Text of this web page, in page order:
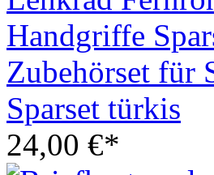
Zubehörset für
Sparset türkis
24,00 €*